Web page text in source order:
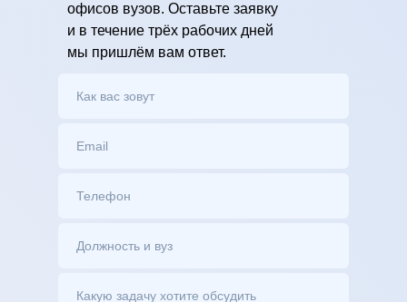
офисов вузов. Оставьте заявку
и в течение трёх рабочих дней
мы пришлём вам ответ.